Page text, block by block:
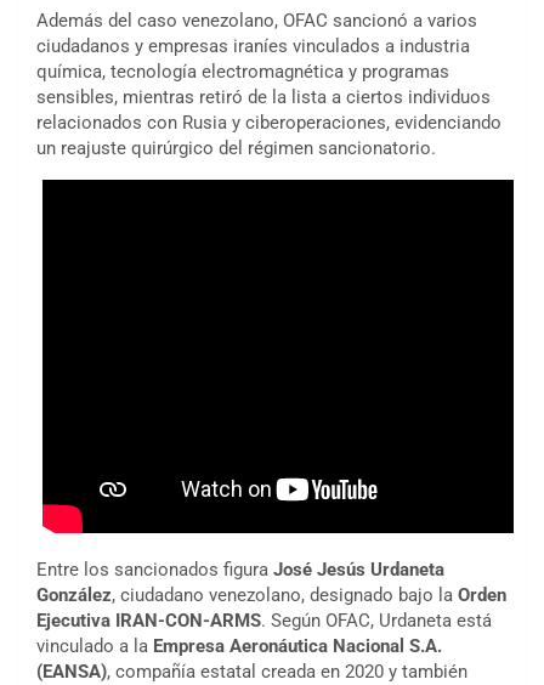
Además del caso venezolano, OFAC sancionó a varios
ciudadanos y empresas iraníes vinculados a industria
química, tecnología electromagnética y programas
sensibles, mientras retiró de la lista a ciertos individuos
relacionados con Rusia y ciberoperaciones, evidenciando
un reajuste quirúrgico del régimen sancionatorio.
Entre los sancionados figura José Jesús Urdaneta
González, ciudadano venezolano, designado bajo la Orden
Ejecutiva IRAN-CON-ARMS. Según OFAC, Urdaneta está
vinculado a la Empresa Aeronáutica Nacional S.A.
(EANSA), compañía estatal creada en 2020 y también